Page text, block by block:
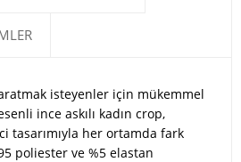
isteyenler için mükemmel
ince askılı kadın crop,
tasarımıyla her ortamda fark
poliester ve %5 elastan